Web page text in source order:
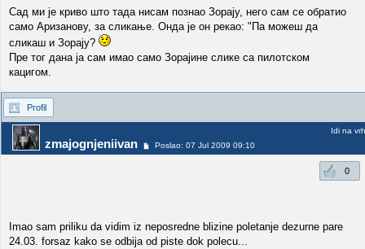
Сад ми је криво што тада нисам познао Зорају, него сам се обратио
само Аризанову, за сликање. Онда је он рекао: "Па можеш да
сликаш и Зорају?
Пре тог дана ја сам имао само Зорајине слике са пилотском
кацигом.
Profil
zmajognjeniivan Poslao: 07 Jul 2009 09:10
Idi na vrh
0
Imao sam priliku da vidim iz neposredne blizine poletanje dezurne pare
24.03. forsaz kako se odbija od piste dok polecu...